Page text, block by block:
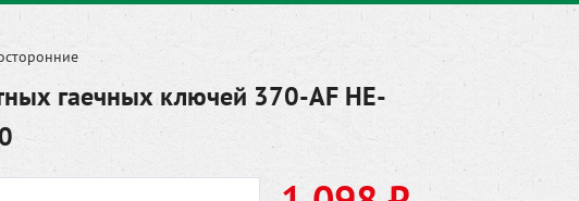
гаечных ключей 370-AF HE-